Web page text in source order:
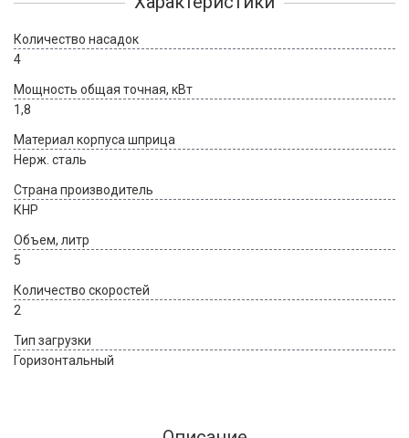
Количество насадок
4
Мощность общая точная, кВт
1,8
Материал корпуса шприца
Нерж. сталь
Страна производитель
КНР
Объем, литр
5
Количество скоростей
2
Тип загрузки
Горизонтальный